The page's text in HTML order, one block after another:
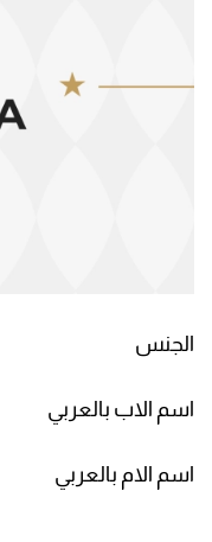
الجنس
اسم الاب بالعربي
اسم الام بالعربي